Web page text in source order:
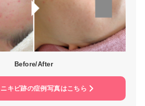
Before/After
キビ跡の症例写真はこちら